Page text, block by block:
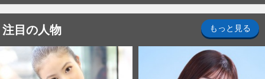
注目の人物 もっと見る